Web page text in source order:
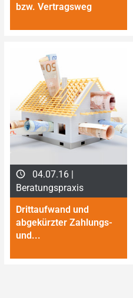
bzw. Vertragsweg
04.07.16 |
Beratungspraxis
Dritt­auf­wand und
abgekürzter Zahlungs-
und...